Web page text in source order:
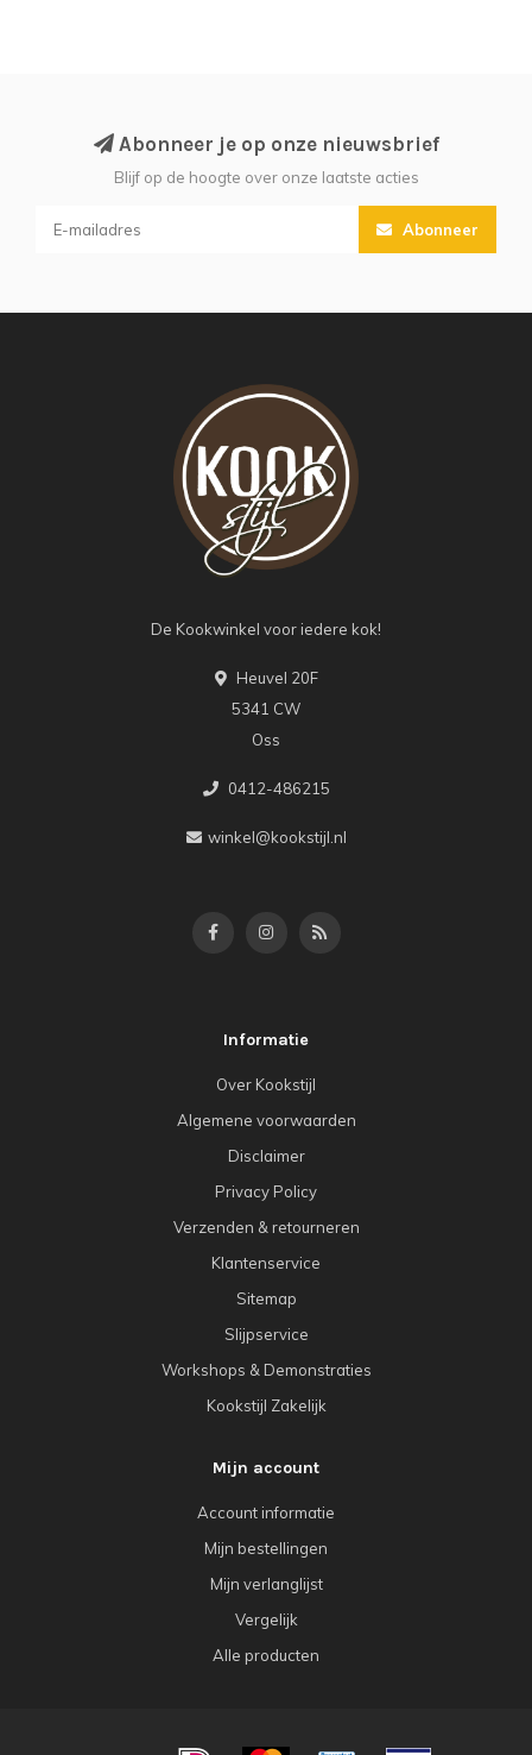
Abonneer je op onze nieuwsbrief
Blijf op de hoogte over onze laatste acties
Abonneer
De Kookwinkel voor iedere kok!
Heuvel 20F
5341 CW
Oss
0412-486215
winkel@kookstijl.nl
Informatie
Over Kookstijl
Algemene voorwaarden
Disclaimer
Privacy Policy
Verzenden & retourneren
Klantenservice
Sitemap
Slijpservice
Workshops & Demonstraties
Kookstijl Zakelijk
Mijn account
Account informatie
Mijn bestellingen
Mijn verlanglijst
Vergelijk
Alle producten